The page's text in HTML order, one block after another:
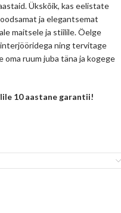
Ükskõik, kas eelistate
ja elegantsemat
maitsele ja stiilile. Öelge
ning tervitage
oma ruum juba täna ja kogege
10 aastane garantii!